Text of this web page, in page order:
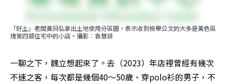
「好土」老闆黃同弘拿出土地使用分區圖，表示收到檢舉公文的大多是黃色區
塊第四類住宅中的小店。攝影︰袁慧妍
一聊之下，魏立想起來了。去（2023）年店裡曾經有幾次
不速之客，每次都是幾個40～50歲、穿polo衫的男子，不